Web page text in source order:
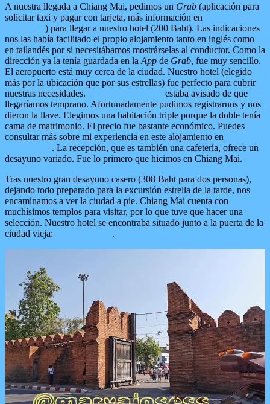
A nuestra llegada a Chiang Mai, pedimos un Grab (aplicación para
solicitar taxi y pagar con tarjeta, más información en
) para llegar a nuestro hotel (200 Baht). Las indicaciones
nos las había facilitado el propio alojamiento tanto en inglés como
en tailandés por si necesitábamos mostrárselas al conductor. Como la
dirección ya la tenía guardada en la App de Grab, fue muy sencillo.
El aeropuerto está muy cerca de la ciudad. Nuestro hotel (elegido
más por la ubicación que por sus estrellas) fue perfecto para cubrir
nuestras necesidades.
estaba avisado de que
llegaríamos temprano. Afortunadamente pudimos registrarnos y nos
dieron la llave. Elegimos una habitación triple porque la doble tenía
cama de matrimonio. El precio fue bastante económico. Puedes
consultar más sobre mi experiencia en este alojamiento en
. La recepción, que es también una cafetería, ofrece un
desayuno variado. Fue lo primero que hicimos en Chiang Mai.
Tras nuestro gran desayuno casero (308 Baht para dos personas),
dejando todo preparado para la excursión estrella de la tarde, nos
encaminamos a ver la ciudad a pie. Chiang Mai cuenta con
muchísimos templos para visitar, por lo que tuve que hacer una
selección. Nuestro hotel se encontraba situado junto a la puerta de la
ciudad vieja:
.